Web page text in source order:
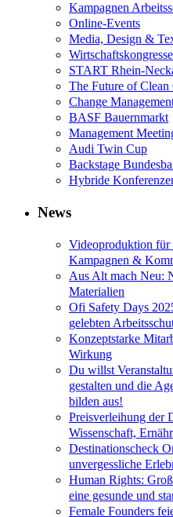
Kampagnen
Online-Events
Media, Design &
START Rhein-
The Future of Clean
Change
BASF Bauernmarkt
Management
Audi Twin Cup
Backstage
Hybride
News
Videoproduktion für
Kampagnen &
Aus Alt mach Neu:
Materialien
Ofi Safety Days
gelebten
Konzeptstarke
Wirkung
Du willst
gestalten und die
bilden aus!
Preisverleihung der
Wissenschaft,
Destinationscheck
unvergessliche
Human Rights:
eine gesunde und
Female Founders